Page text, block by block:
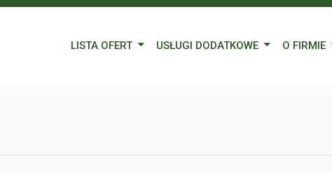
LISTA OFERT USŁUGI DODATKOWE O FIRMIE